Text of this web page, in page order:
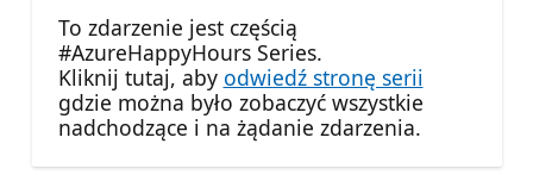
To zdarzenie jest częścią
#AzureHappyHours Series.
Kliknij tutaj, aby odwiedź stronę serii
gdzie można było zobaczyć wszystkie
nadchodzące i na żądanie zdarzenia.